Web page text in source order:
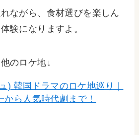
ながら、食材選びを楽しん
験になりますよ。
のロケ地↓
) 韓国ドラマのロケ地巡り｜
から人気時代劇まで！